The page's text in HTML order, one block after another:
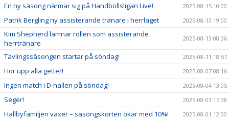
En ny säsong närmar sig på Handbollsligan Live! 2025-08-15 10:00
Patrik Bergling ny assisterande tränare i herrlaget 2025-08-13 19:00
Kim Shepherd lämnar rollen som assisterande
herrtränare
2025-08-13 08:36
Tävlingssäsongen startar på söndag! 2025-08-11 18:57
Hör upp alla getter! 2025-08-07 08:16
Ingen match i D-hallen på söndag! 2025-08-04 13:05
Seger! 2025-08-03 15:38
Hallbyfamiljen växer – säsongskorten ökar med 10%! 2025-08-01 12:00